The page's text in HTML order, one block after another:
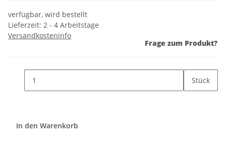
verfügbar, wird bestellt
Lieferzeit: 2 - 4 Arbeitstage
Versandkosteninfo
Frage zum Produkt?
Stück
In den Warenkorb